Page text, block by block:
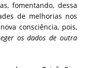
fomentando, dessa
de melhorias nos
consciência, pois,
os dados de outra